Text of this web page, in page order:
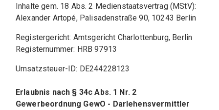
Inhalte gem. 18 Abs. 2 Medienstaatsvertrag (MStV):
Alexander Artopé, Palisadenstraße 90, 10243 Berlin
Registergericht: Amtsgericht Charlottenburg, Berlin
Registernummer: HRB 97913
Umsatzsteuer-ID: DE244228123
Erlaubnis nach § 34c Abs. 1 Nr. 2
Gewerbeordnung GewO - Darlehensvermittler